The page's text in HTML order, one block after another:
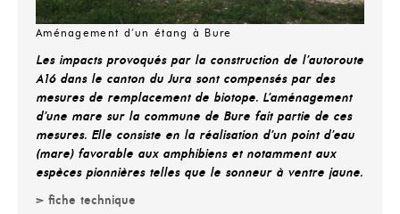
Aménagement d'un étang à Bure
Les impacts provoqués par la construction de l’autoroute
A16 dans le canton du Jura sont compensés par des
mesures de remplacement de biotope. L’aménagement
d’une mare sur la commune de Bure fait partie de ces
mesures. Elle consiste en la réalisation d’un point d’eau
(mare) favorable aux amphibiens et notamment aux
espèces pionnières telles que le sonneur à ventre jaune.
> fiche technique